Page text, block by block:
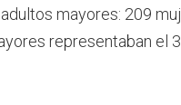
mayores: 209
representaban el